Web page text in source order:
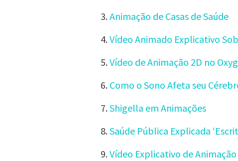
Animação de Casas de Saúde
Vídeo Animado Explicativo
Vídeo de Animação 2D no
Como o Sono Afeta seu
Shigella em Animações
Saúde Pública Explicada
Vídeo Explicativo de